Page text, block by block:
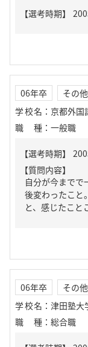
06年卒 その他
学校名 ： 京都外国
職種 ： 一般職
【質問内容】
自分が今までで
後変わったこと
と、感じたこと
06年卒 その他
学校名 ： 津田塾大
職種 ： 総合職